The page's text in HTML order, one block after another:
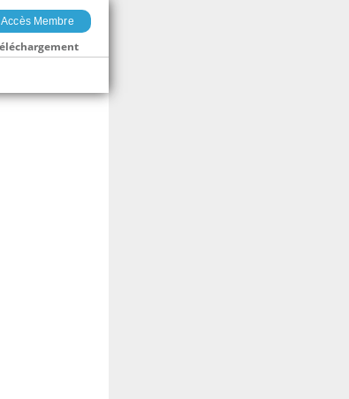
Accès Membre